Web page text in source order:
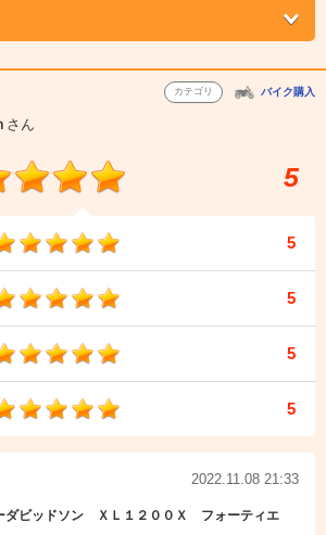
カテゴリ バイク購入
さん
5
5
5
5
5
2022.11.08 21:33
ダビッドソン ＸＬ１２００Ｘ フォーティエ